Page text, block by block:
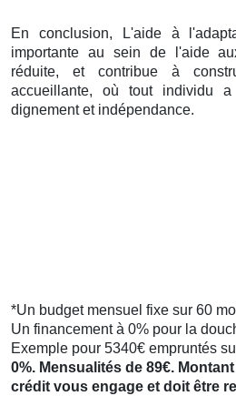
En conclusion, L'aide à
importante au sein de l'aide
réduite, et contribue à
accueillante, où tout individu
dignement et indépendance.
*Un budget mensuel fixe sur 60
Un financement à 0% pour la
Exemple pour 5340€ empruntés
0%. Mensualités de 89€.
crédit vous engage et doit être